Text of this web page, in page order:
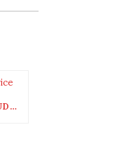
ČIŠTĚNÍ KOBERCŮ ČESKÉ BUDĚJOVICE